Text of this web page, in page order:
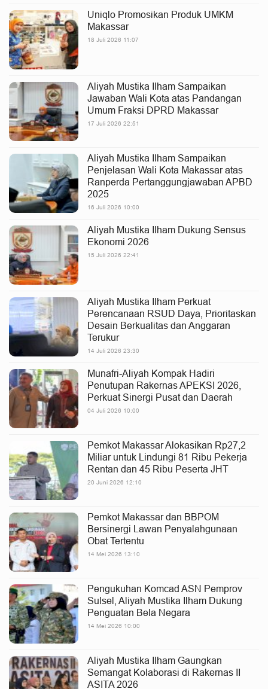
Uniqlo Promosikan Produk UMKM
Makassar
18 Juli 2026 11:07
Aliyah Mustika Ilham Sampaikan
Jawaban Wali Kota atas Pandangan
Umum Fraksi DPRD Makassar
17 Juli 2026 22:51
Aliyah Mustika Ilham Sampaikan
Penjelasan Wali Kota Makassar atas
Ranperda Pertanggungjawaban APBD
2025
16 Juli 2026 10:00
Aliyah Mustika Ilham Dukung Sensus
Ekonomi 2026
15 Juli 2026 22:41
Aliyah Mustika Ilham Perkuat
Perencanaan RSUD Daya, Prioritaskan
Desain Berkualitas dan Anggaran
Terukur
14 Juli 2026 23:30
Munafri-Aliyah Kompak Hadiri
Penutupan Rakernas APEKSI 2026,
Perkuat Sinergi Pusat dan Daerah
04 Juli 2026 10:00
Pemkot Makassar Alokasikan Rp27,2
Miliar untuk Lindungi 81 Ribu Pekerja
Rentan dan 45 Ribu Peserta JHT
20 Juni 2026 12:10
Pemkot Makassar dan BBPOM
Bersinergi Lawan Penyalahgunaan
Obat Tertentu
14 Mei 2026 13:10
Pengukuhan Komcad ASN Pemprov
Sulsel, Aliyah Mustika Ilham Dukung
Penguatan Bela Negara
14 Mei 2026 10:00
Aliyah Mustika Ilham Gaungkan
Semangat Kolaborasi di Rakernas II
ASITA 2026